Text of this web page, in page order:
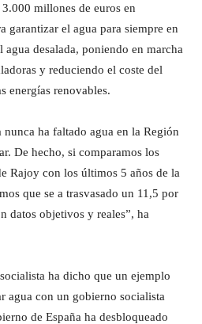
millones de euros en
garantizar el agua para siempre en
desalada, poniendo en marcha
y reduciendo el coste del
energías renovables.
ha faltado agua en la Región
De hecho, si comparamos los
Rajoy con los últimos 5 años de la
que se a trasvasado un 11,5 por
datos objetivos y reales”, ha
ha dicho que un ejemplo
agua con un gobierno socialista
de España ha desbloqueado